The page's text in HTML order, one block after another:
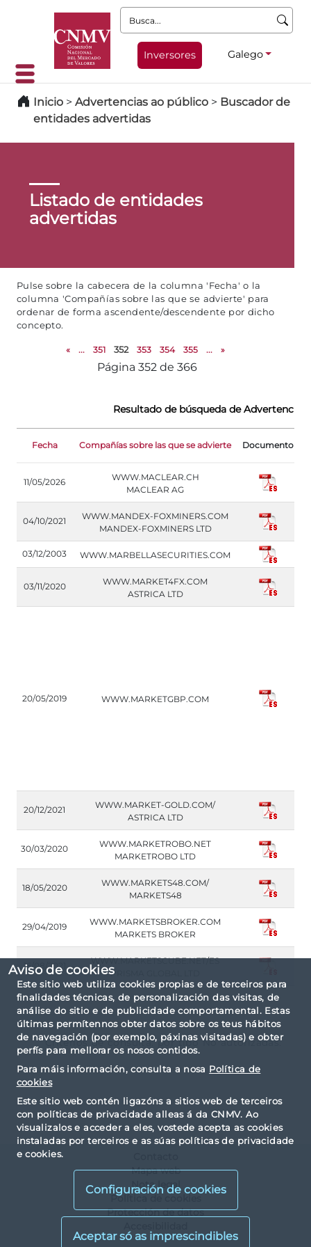
Aviso de cookies
Este sitio web utiliza cookies propias e de terceiros para
finalidades técnicas, de personalización das visitas, de
análise do sitio e de publicidade comportamental. Estas
últimas permítennos obter datos sobre os teus hábitos
de navegación (por exemplo, páxinas visitadas) e obter
perfís para mellorar os nosos contidos.
Para máis información, consulta a nosa Política de
cookies
Este sitio web contén ligazóns a sitios web de terceiros
con políticas de privacidade alleas á da CNMV. Ao
visualizalos e acceder a eles, vostede acepta as cookies
instaladas por terceiros e as súas políticas de privacidade
e cookies.
Configuración de cookies
Busca:
Inversores Galego
Inicio > Advertencias ao público > Buscador de
entidades advertidas
Listado de entidades
advertidas
Pulse sobre la cabecera de la columna 'Fecha' o la
columna 'Compañías sobre las que se advierte' para
ordenar de forma ascendente/descendente por dicho
concepto.
« ... 351 352 353 354 355 ... »
Página 352 de 366
Resultado de búsqueda de Advertencias
Fecha Compañías sobre las que se advierte Documento
11/05/2026
WWW.MACLEAR.CH
MACLEAR AG
04/10/2021
WWW.MANDEX-FOXMINERS.COM
MANDEX-FOXMINERS LTD
03/12/2003 WWW.MARBELLASECURITIES.COM
03/11/2020
WWW.MARKET4FX.COM
ASTRICA LTD
20/05/2019 WWW.MARKETGBP.COM
20/12/2021
WWW.MARKET-GOLD.COM/
ASTRICA LTD
30/03/2020
WWW.MARKETROBO.NET
MARKETROBO LTD
18/05/2020
WWW.MARKETS48.COM/
MARKETS48
29/04/2019
WWW.MARKETSBROKER.COM
MARKETS BROKER
16/08/2021
WWW.MARKETSCUBE.NET/ES
PRISMA GLOBAL LTD
Criterios de consulta: por tipo No autorizadas.
Mapa web
Nota legal
Política de cookies
Protección de datos